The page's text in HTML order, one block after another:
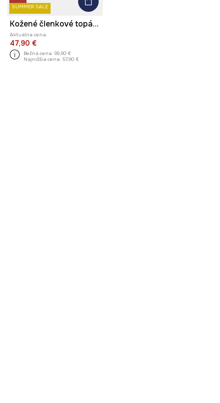
SUMMER SALE
Kožené členkové topánky
Aktuálna cena:
47,90 €
Bežná cena: 99,90 €
Najnižšia cena: 57,90 €